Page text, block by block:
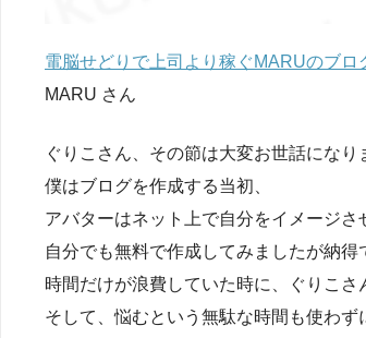
電脳せどりで上司より稼ぐMARUのブロ
MARU さん
ぐりこさん、その節は大変お世話になり
僕はブログを作成する当初、
アバターはネット上で自分をイメージさ
自分でも無料で作成してみましたが納得
時間だけが浪費していた時に、ぐりこさ
そして、悩むという無駄な時間も使わず